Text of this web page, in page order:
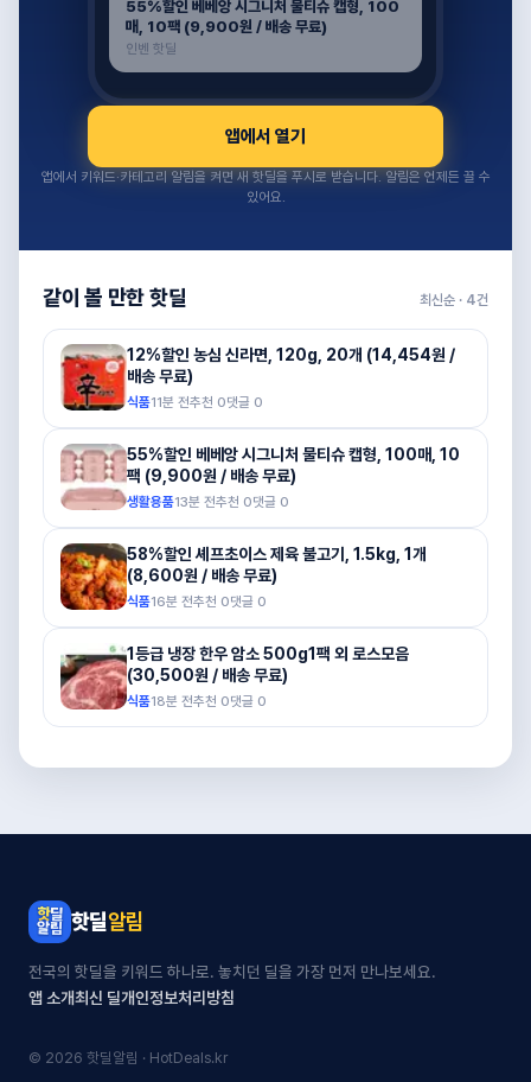
55%할인 베베앙 시그니처 물티슈 캡형, 100
매, 10팩 (9,900원 / 배송 무료)
인벤 핫딜
앱에서 열기
앱에서 키워드·카테고리 알림을 켜면 새 핫딜을 푸시로 받습니다. 알림은 언제든 끌 수
있어요.
같이 볼 만한 핫딜 최신순 · 4건
12%할인 농심 신라면, 120g, 20개 (14,454원 /
배송 무료)
식품11분 전추천 0댓글 0
55%할인 베베앙 시그니처 물티슈 캡형, 100매, 10
팩 (9,900원 / 배송 무료)
생활용품13분 전추천 0댓글 0
58%할인 셰프초이스 제육 불고기, 1.5kg, 1개
(8,600원 / 배송 무료)
식품16분 전추천 0댓글 0
1등급 냉장 한우 암소 500g1팩 외 로스모음
(30,500원 / 배송 무료)
식품18분 전추천 0댓글 0
핫딜알림
전국의 핫딜을 키워드 하나로. 놓치던 딜을 가장 먼저 만나보세요.
앱 소개최신 딜개인정보처리방침
© 2026 핫딜알림 · HotDeals.kr